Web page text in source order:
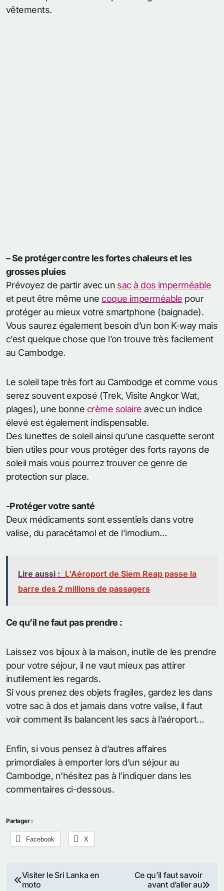
vêtements.
– Se protéger contre les fortes chaleurs et les
grosses pluies
Prévoyez de partir avec un sac à dos imperméable
et peut être même une coque imperméable pour
protéger au mieux votre smartphone (baignade).
Vous saurez également besoin d’un bon K-way mais
c’est quelque chose que l’on trouve très facilement
au Cambodge.
Le soleil tape très fort au Cambodge et comme vous
serez souvent exposé (Trek, Visite Angkor Wat,
plages), une bonne crème solaire avec un indice
élevé est également indispensable.
Des lunettes de soleil ainsi qu’une casquette seront
bien utiles pour vous protéger des forts rayons de
soleil mais vous pourrez trouver ce genre de
protection sur place.
-Protéger votre santé
Deux médicaments sont essentiels dans votre
valise, du paracétamol et de l’imodium…
Lire aussi : L'Aéroport de Siem Reap passe la
barre des 2 millions de passagers
Ce qu’il ne faut pas prendre :
Laissez vos bijoux à la maison, inutile de les prendre
pour votre séjour, il ne vaut mieux pas attirer
inutilement les regards.
Si vous prenez des objets fragiles, gardez les dans
votre sac à dos et jamais dans votre valise, il faut
voir comment ils balancent les sacs à l’aéroport…
Enfin, si vous pensez à d’autres affaires
primordiales à emporter lors d’un séjour au
Cambodge, n’hésitez pas à l’indiquer dans les
commentaires ci-dessous.
Partager :
Facebook X
Navigation
Visiter le Sri Lanka en
moto
Ce qu’il faut savoir
avant d’aller au